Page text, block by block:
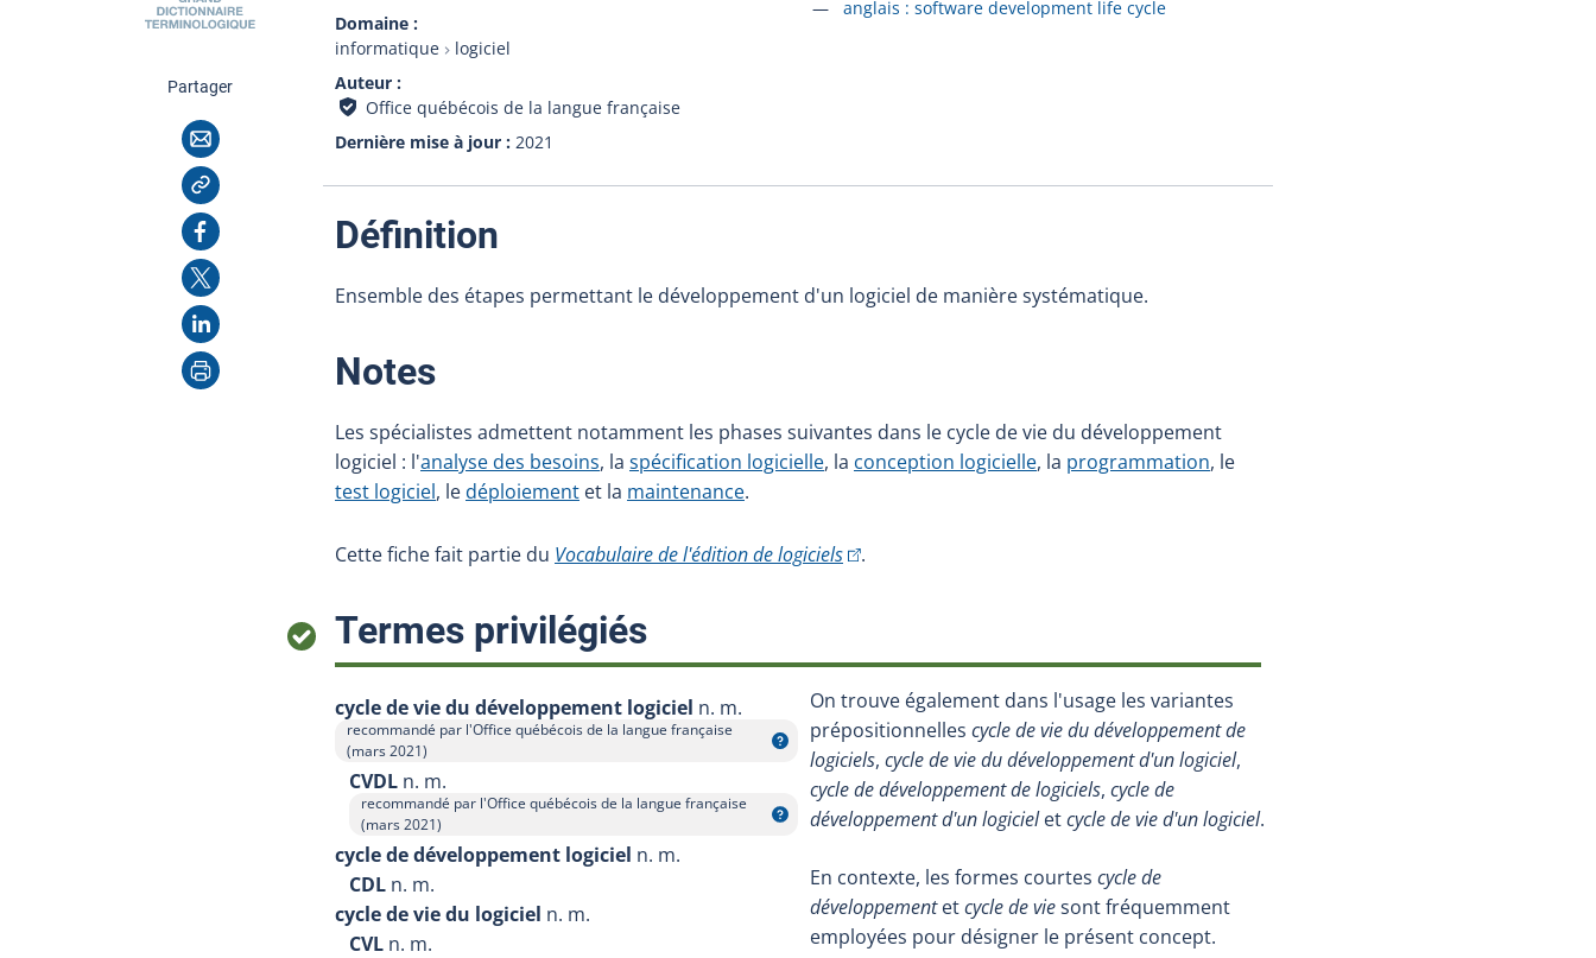
Domaine
informatique
logiciel
Auteur
Office québécois de la langue française
Dernière mise à jour
2021
Accéder à la fiche en
anglais : software development life cycle
Partagercette page
Courriel
Copier l'adresse
Facebook
X
LinkedIn
Imprimer
Définition
Ensemble des étapes permettant le développement d'un logiciel de manière systématique.
Notes:
Les spécialistes admettent notamment les phases suivantes dans le cycle de vie du développement
logiciel : l'analyse des besoins, la spécification logicielle, la conception logicielle, la programmation, le
test logiciel, ledéploiement et la maintenance.
Cette fiche fait partie du Vocabulaire de l'édition de logiciels(Cet hyperlien externe s'ouvrira dans une nouvelle fenêtre.)
.
Termes privilégiés:
cycle de vie du développement logiciel n. m.
recommandé par l'Office québécois de la langue française
(mars 2021)
Afficher l'infobulle
CVDL n. m.
recommandé par l'Office québécois de la langue française
(mars 2021)
Afficher l'infobulle
cycle de développement logiciel n. m.
CDL n. m.
cycle de vie du logiciel n. m.
CVL n. m.
On trouve également dans l'usage les variantes
prépositionnelles cycle de vie du développement de
logiciels, cycle de vie du développement d'un logiciel,
cycle de développement de logiciels, cycle de
développement d'un logicieletcycle de vie d'un logiciel.
En contexte, les formes courtes cycle de
développementetcycle de viesont fréquemment
employées pour désigner le présent concept.